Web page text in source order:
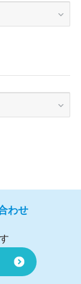
わせ